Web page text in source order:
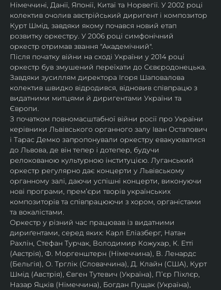
Німеччині, Данії, Японії, Китаї та Норвегії. У 2002 році
колектив очолив австрійський диригент і композитор
Курт Шмід, завдяки якому почався новий етап
розвитку оркестру. У 2006 році симфонічний
оркестр отримав звання "Академічний".
Після початку війни на сході України у 2014 році
оркестр був змушений переїхати до Сєвєродонецька.
Завдяки зусиллям директора Ігоря Шаповалова
колектив швидко відродився, відновив співпрацю з
видатними митцями й диригентами України та
Європи.
З початком повномасштабної війни росії про України
керівники Львівського органного залу Іван Остапович
і Тарас Демко запропонували оркестру евакуюватися
до Львова, де він тепер і дотепер, будучи
релокованою культурною інституцією. Луганський
оркестр регулярно дає концерти у Львівському
органному залі, даючи успішні концерти, виконуючи
нові програми, прем’єри творів українських
композиторів та співпрацюючи з хором, органістами
та вокалістами.
Оркестр у різний час працював із видатними
дириґентами, серед яких: Карл Еліазберг, Натан
Рахлін, Стефан Турчак, Володимир Кожухар, К. Етті
(Австрія), Ф. Моргенштерн (Німеччина), В. Ленардс
(Бельгія), О. Трглік (Словаччина), Д. Клайн (США), Курт
Шмід (Австрія), Євген Тутевич (Україна), П’єр Піхлєр,
Назар Яцків (Німеччина), Богдан Пущак (Україна),